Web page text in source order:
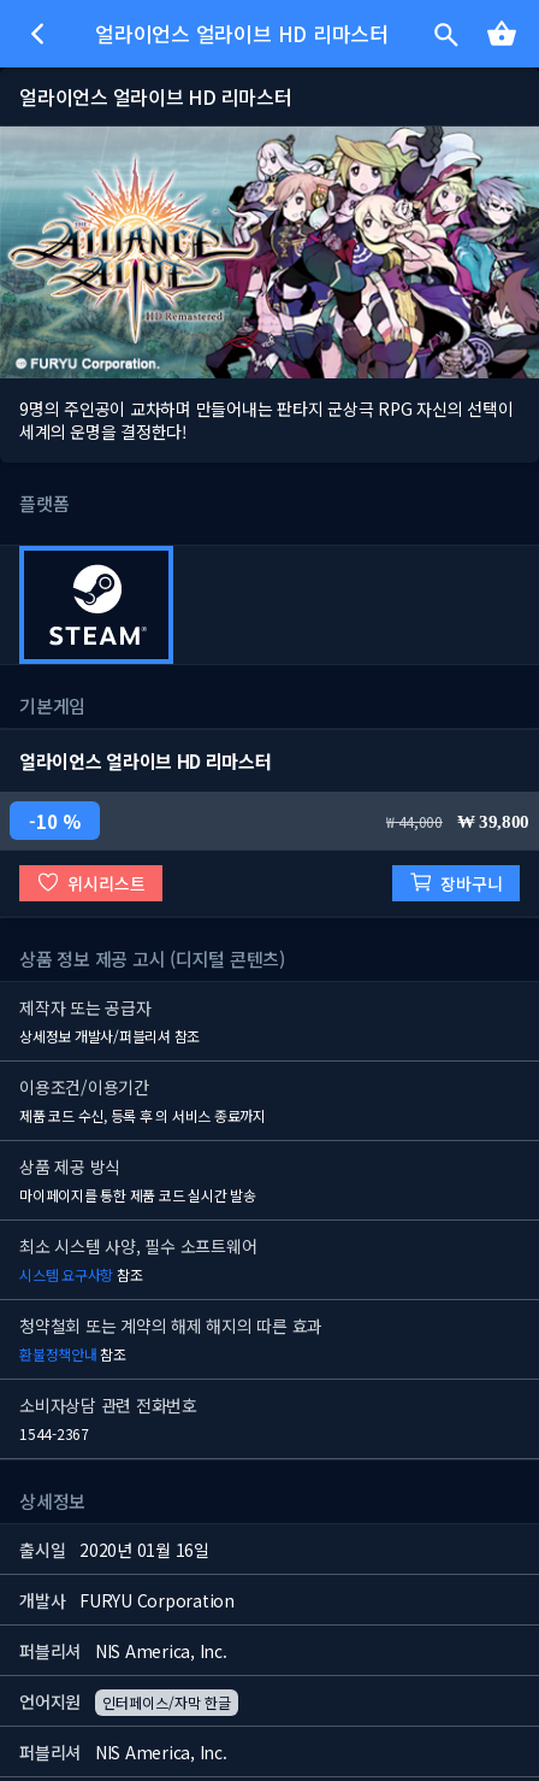
얼라이언스 얼라이브 HD 리마스터
얼라이언스 얼라이브 HD 리마스터
9명의 주인공이 교차하며 만들어내는 판타지 군상극 RPG 자신의 선택이
세계의 운명을 결정한다!
플랫폼
기본게임
얼라이언스 얼라이브 HD 리마스터
10 % 44,000 39,800
위시리스트 장바구니
상품 정보 제공 고시 (디지털 콘텐츠)
제작자 또는 공급자
상세정보 개발사/퍼블리셔 참조
이용조건/이용기간
제품 코드 수신, 등록 후의 서비스 종료까지
상품 제공 방식
마이페이지를 통한 제품 코드 실시간 발송
최소 시스템 사양, 필수 소프트웨어
시스템 요구사항참조
청약철회 또는 계약의 해제 해지의 따른 효과
환불정책안내참조
소비자상담 관련 전화번호
1544-2367
상세정보
출시일 2020년 01월 16일
개발사 FURYU Corporation
퍼블리셔 NIS America, Inc.
언어지원 인터페이스/자막 한글
퍼블리셔 NIS America, Inc.